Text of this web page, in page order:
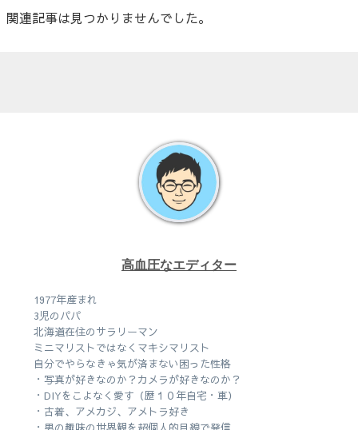
関連記事は見つかりませんでした。
高血圧なエディター
1977年産まれ
3児のパパ
北海道在住のサラリーマン
ミニマリストではなくマキシマリスト
自分でやらなきゃ気が済まない困った性格
・写真が好きなのか？カメラが好きなのか？
・DIYをこよなく愛す（歴１０年自宅・車）
・古着、アメカジ、アメトラ好き